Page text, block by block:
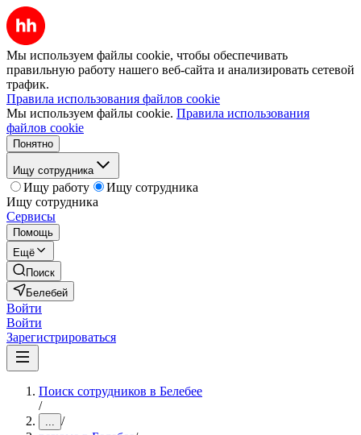
Мы используем файлы cookie, чтобы обеспечивать
правильную работу нашего веб-сайта и анализировать сетевой
трафик.
Правила использования файлов cookie
Мы используем файлы cookie. Правила использования
файлов cookie
Понятно
Ищу сотрудника
Ищу работу
Ищу сотрудника
Ищу сотрудника
Сервисы
Помощь
Ещё
Поиск
Белебей
Войти
Войти
Зарегистрироваться
Поиск сотрудников в Белебее
/
... /